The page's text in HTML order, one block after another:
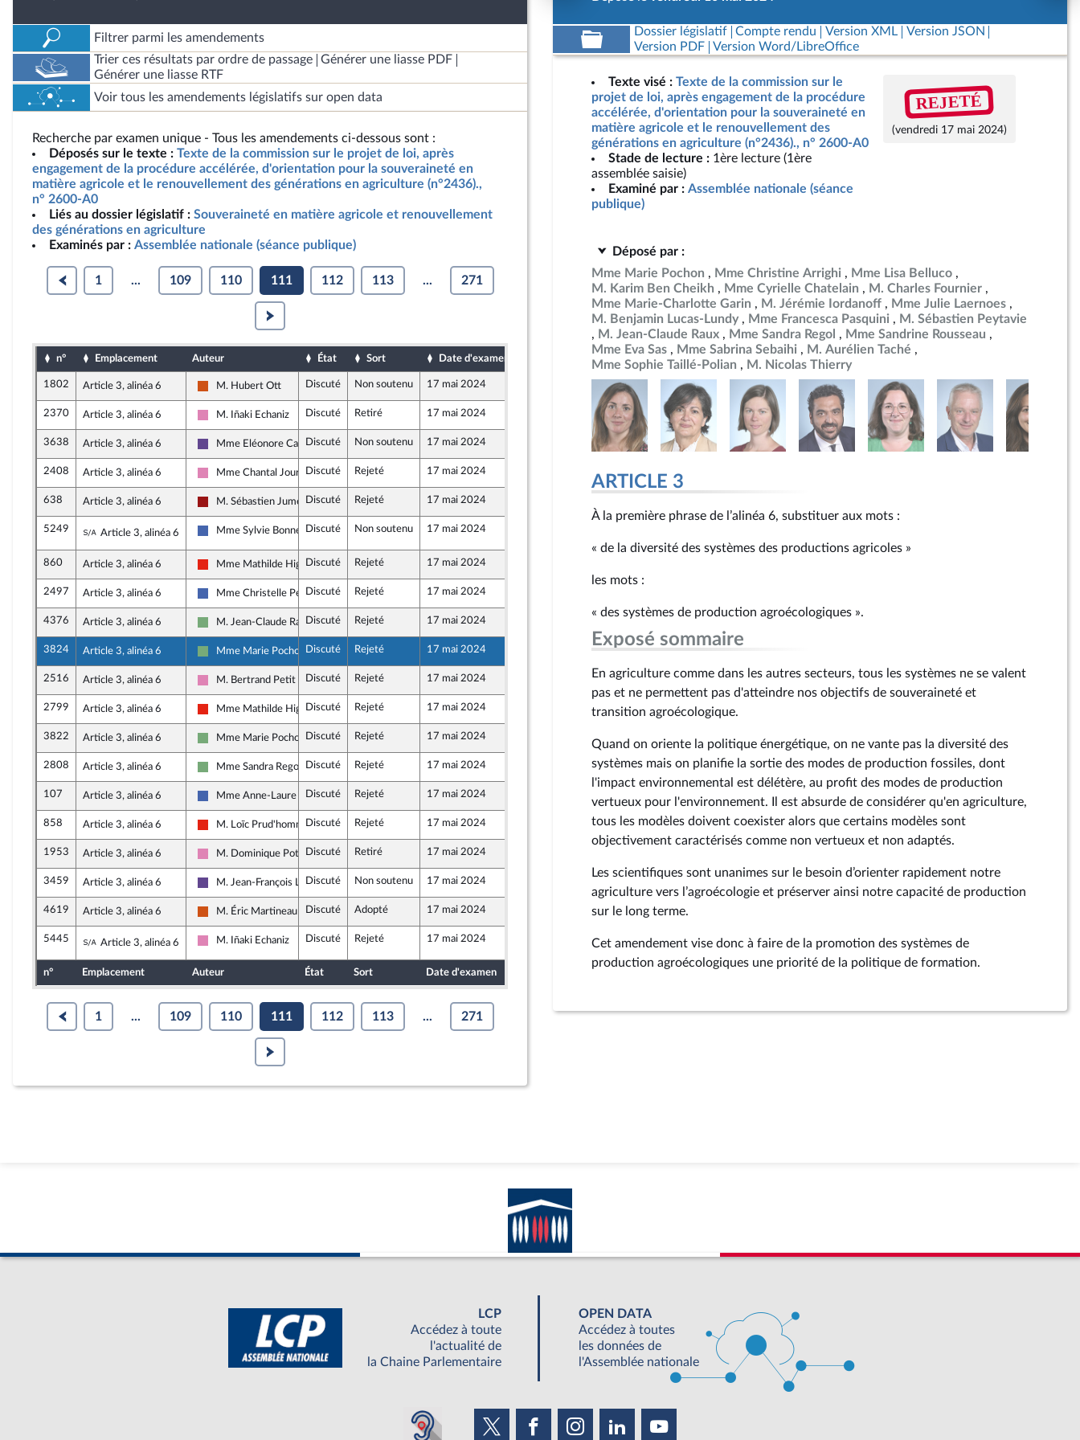
Filtrer parmi les amendements
Trier ces résultats par ordre de passage
Générer une liasse PDF
Générer une liasse RTF
Voir tous les amendements législatifs sur open data
Recherche par examen unique - Tous les amendements ci-dessous sont :
Déposés sur le texte : Texte de la commission sur le projet de loi, après
engagement de la procédure accélérée, d'orientation pour la souveraineté en
matière agricole et le renouvellement des générations en agriculture (n°2436).,
n° 2600-A0
Liés au dossier législatif : Souveraineté en matière agricole et renouvellement
des générations en agriculture
Examinés par : Assemblée nationale (séance publique)
1 ... 109 110 111 112 113 ... 271
n° Emplacement Auteur État Sort Date d'examen Date de dépôt
1802 Article 3, alinéa 6
Démocrate (MoDem et Indépendants)
M. Hubert Ott Discuté Non soutenu 17 mai 2024
2370 Article 3, alinéa 6
Socialistes et apparentés
M. Iñaki Echaniz Discuté Retiré 17 mai 2024
3638 Article 3, alinéa 6
Renaissance
Mme Eléonore CaroitDiscuté Non soutenu 17 mai 2024
2408 Article 3, alinéa 6
Socialistes et apparentés
Mme Chantal JourdanDiscuté Rejeté 17 mai 2024
638 Article 3, alinéa 6
Gauche démocrate et républicaine - NUPES
M. Sébastien Jumel Discuté Rejeté 17 mai 2024
5249 Sous-amendement de l'amendement n°638
Article 3, alinéa 6 Les Républicains
Mme Sylvie Bonnet Discuté Non soutenu 17 mai 2024
860 Article 3, alinéa 6
La France insoumise - Nouvelle Union Populaire écologique et sociale
Mme Mathilde HignetDiscuté Rejeté 17 mai 2024
2497 Article 3, alinéa 6
Les Républicains
Mme Christelle PetexDiscuté Rejeté 17 mai 2024
4376 Article 3, alinéa 6
Écologiste - NUPES
M. Jean-Claude RauxDiscuté Rejeté 17 mai 2024
3824 Article 3, alinéa 6
Écologiste - NUPES
Mme Marie Pochon Discuté Rejeté 17 mai 2024
2516 Article 3, alinéa 6
Socialistes et apparentés
M. Bertrand Petit Discuté Rejeté 17 mai 2024
2799 Article 3, alinéa 6
La France insoumise - Nouvelle Union Populaire écologique et sociale
Mme Mathilde HignetDiscuté Rejeté 17 mai 2024
3822 Article 3, alinéa 6
Écologiste - NUPES
Mme Marie Pochon Discuté Rejeté 17 mai 2024
2808 Article 3, alinéa 6
Écologiste - NUPES
Mme Sandra Regol Discuté Rejeté 17 mai 2024
107 Article 3, alinéa 6
Les Républicains
Mme Anne-Laure BlinDiscuté Rejeté 17 mai 2024
858 Article 3, alinéa 6
La France insoumise - Nouvelle Union Populaire écologique et sociale
M. Loïc Prud'hommeDiscuté Rejeté 17 mai 2024
1953 Article 3, alinéa 6
Socialistes et apparentés
M. Dominique PotierDiscuté Retiré 17 mai 2024
3459 Article 3, alinéa 6
Renaissance
M. Jean-François Lovisolo
Discuté Non soutenu 17 mai 2024
4619 Article 3, alinéa 6
Démocrate (MoDem et Indépendants)
M. Éric Martineau Discuté Adopté 17 mai 2024
5445 Sous-amendement de l'amendement n°4619
Article 3, alinéa 6 Socialistes et apparentés
M. Iñaki Echaniz Discuté Rejeté 17 mai 2024
n° Emplacement Auteur État Sort Date d'examen
1 ... 109 110 111 112 113 ... 271
Dossier législatif Compte rendu Version XML
Version JSON
Version PDF
Version Word/LibreOffice
Texte visé : Texte de la commission sur le
projet de loi, après engagement de la procédure
accélérée, d'orientation pour la souveraineté en
matière agricole et le renouvellement des
générations en agriculture (n°2436)., n° 2600-A0
Stade de lecture : 1ère lecture (1ère
assemblée saisie)
Examiné par : Assemblée nationale (séance
publique)
REJETÉ
(vendredi 17 mai 2024)
Déposé par :
Mme Marie Pochon
Mme Christine Arrighi
Mme Lisa Belluco
M. Karim Ben Cheikh
Mme Cyrielle Chatelain
M. Charles Fournier
Mme Marie-Charlotte Garin
M. Jérémie Iordanoff
Mme Julie Laernoes
M. Benjamin Lucas-Lundy
Mme Francesca Pasquini
M. Sébastien Peytavie
M. Jean-Claude Raux
Mme Sandra Regol
Mme Sandrine Rousseau
Mme Eva Sas
Mme Sabrina Sebaihi
M. Aurélien Taché
Mme Sophie Taillé-Polian
M. Nicolas Thierry
ARTICLE 3
À la première phrase de l’alinéa 6, substituer aux mots :
« de la diversité des systèmes des productions agricoles »
les mots :
« des systèmes de production agroécologiques ».
Exposé sommaire
En agriculture comme dans les autres secteurs, tous les systèmes ne se valent
pas et ne permettent pas d'atteindre nos objectifs de souveraineté et
transition agroécologique.
Quand on oriente la politique énergétique, on ne vante pas la diversité des
systèmes mais on planifie la sortie des modes de production fossiles, dont
l'impact environnemental est délétère, au profit des modes de production
vertueux pour l'environnement. Il est absurde de considérer qu'en agriculture,
tous les modèles doivent coexister alors que certains modèles sont
objectivement caractérisés comme non vertueux et non adaptés.
Les scientifiques sont unanimes sur le besoin d’orienter rapidement notre
agriculture vers l’agroécologie et préserver ainsi notre capacité de production
sur le long terme.
Cet amendement vise donc à faire de la promotion des systèmes de
production agroécologiques une priorité de la politique de formation.
LCP
Accédez à toute
l'actualité de
la Chaine Parlementaire
OPEN DATA
Accédez à toutes
les données de
l'Assemblée nationale